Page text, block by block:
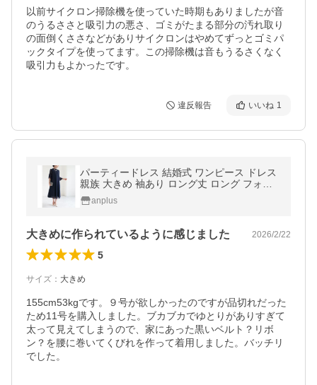
以前サイクロン掃除機を使っていた時期もありましたが音
のうるささと吸引力の悪さ、ゴミがたまる部分の汚れ取り
の面倒くささなどがありサイクロンはやめてずっとゴミパ
ックタイプを使ってます。この掃除機は音もうるさくなく
吸引力もよかったです。
違反報告 いいね 1
パーティードレス 結婚式 ワンピース ドレス
親族 大きめ 袖あり ロング丈 ロング フォー
マルドレス 大きいサイズ 春 夏 秋 冬 20代 3
0代 40代 50代 60代
anplus
大きめに作られているように感じました 2026/2/22
5
サイズ ： 大きめ
155cm53kgです。９号が欲しかったのですが品切れだった
ため11号を購入しました。ブカブカでゆとりがありすぎて
太って見えてしまうので、家にあった黒いベルト？リボ
ン？を腰に巻いてくびれを作って着用しました。バッチリ
でした。